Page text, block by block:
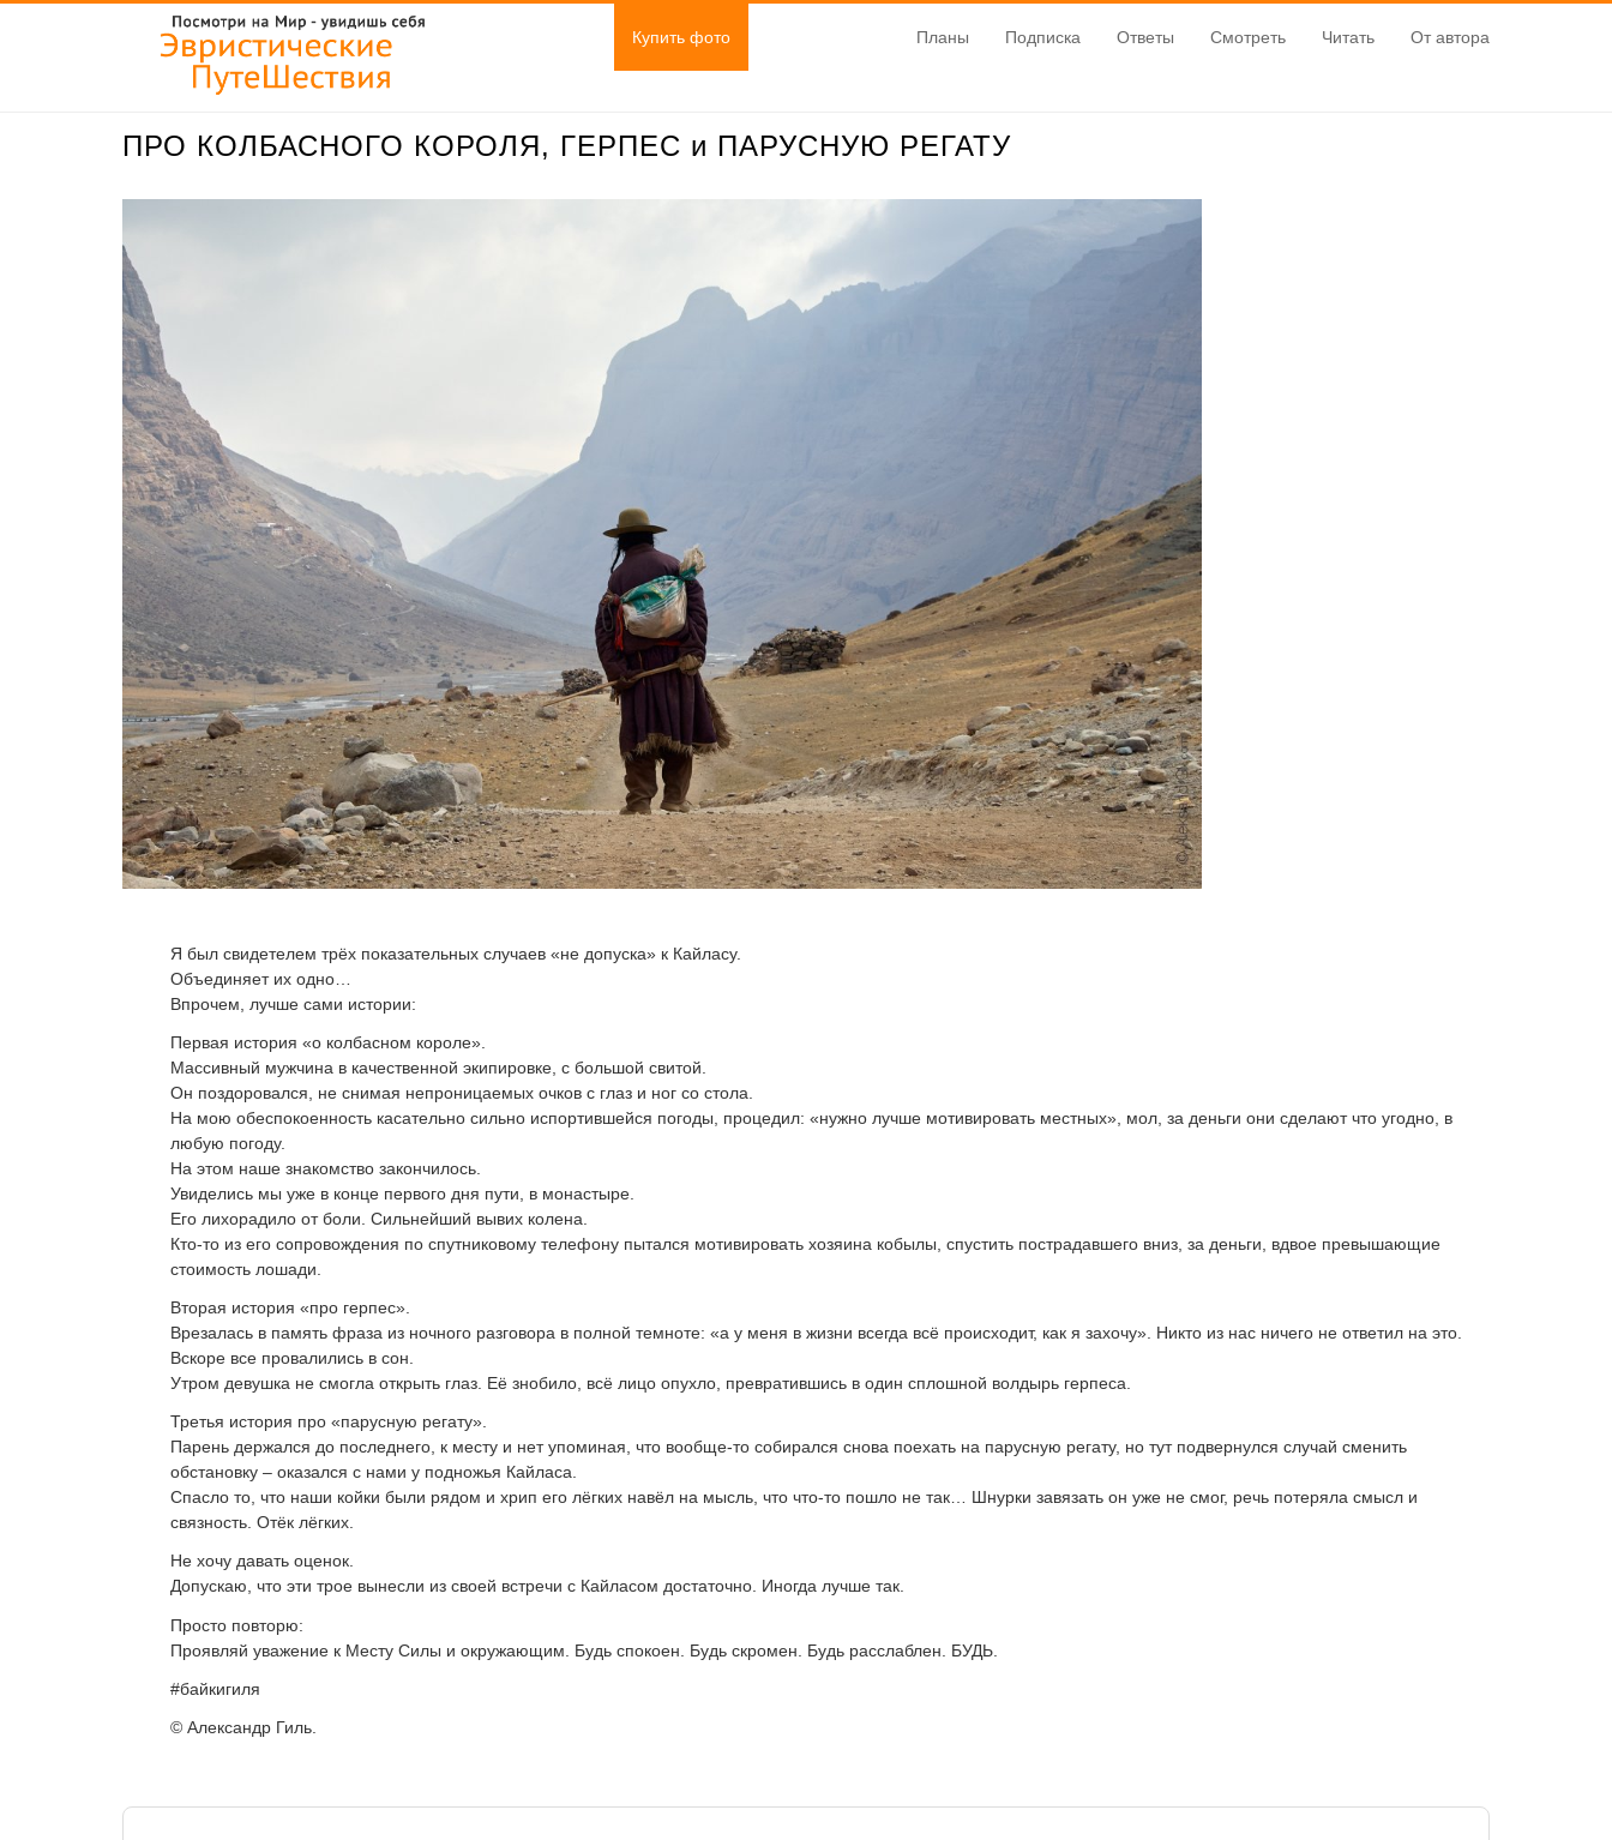
Купить фото Планы Подписка Ответы Смотреть Читать От автора
ПРО КОЛБАСНОГО КОРОЛЯ, ГЕРПЕС и ПАРУСНУЮ РЕГАТУ
Я был свидетелем трёх показательных случаев «не допуска» к Кайласу.
Объединяет их одно…
Впрочем, лучше сами истории:
Первая история «о колбасном короле».
Массивный мужчина в качественной экипировке, с большой свитой.
Он поздоровался, не снимая непроницаемых очков с глаз и ног со стола.
На мою обеспокоенность касательно сильно испортившейся погоды, процедил: «нужно лучше мотивировать местных», мол, за деньги они сделают что угодно, в
любую погоду.
На этом наше знакомство закончилось.
Увиделись мы уже в конце первого дня пути, в монастыре.
Его лихорадило от боли. Сильнейший вывих колена.
Кто-то из его сопровождения по спутниковому телефону пытался мотивировать хозяина кобылы, спустить пострадавшего вниз, за деньги, вдвое превышающие
стоимость лошади.
Вторая история «про герпес».
Врезалась в память фраза из ночного разговора в полной темноте: «а у меня в жизни всегда всё происходит, как я захочу». Никто из нас ничего не ответил на это.
Вскоре все провалились в сон.
Утром девушка не смогла открыть глаз. Её знобило, всё лицо опухло, превратившись в один сплошной волдырь герпеса.
Третья история про «парусную регату».
Парень держался до последнего, к месту и нет упоминая, что вообще-то собирался снова поехать на парусную регату, но тут подвернулся случай сменить
обстановку – оказался с нами у подножья Кайласа.
Спасло то, что наши койки были рядом и хрип его лёгких навёл на мысль, что что-то пошло не так… Шнурки завязать он уже не смог, речь потеряла смысл и
связность. Отёк лёгких.
Не хочу давать оценок.
Допускаю, что эти трое вынесли из своей встречи с Кайласом достаточно. Иногда лучше так.
Просто повторю:
Проявляй уважение к Месту Силы и окружающим. Будь спокоен. Будь скромен. Будь расслаблен. БУДЬ.
#байкигиля
© Александр Гиль.